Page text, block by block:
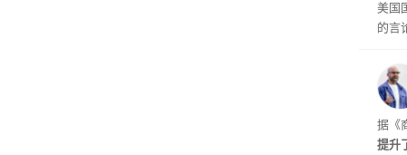
美国
的言
I行业
联邦
员
其中
提交
是
据《
提升